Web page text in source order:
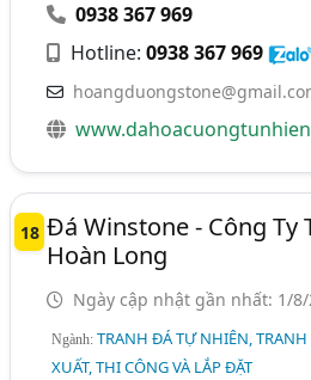
0938 367 969
Hotline:0938 367 969
18 Đá Winstone - Công Ty
Hoàn Long
Ngày cập nhật gần nhất: 1/8/
Ngành:TRANH ĐÁ TỰ NHIÊN, TRANH
XUẤT, THI CÔNG VÀ LẮP ĐẶT